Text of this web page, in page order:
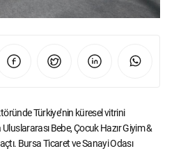
Türkiye’nin küresel vitrini
Bebe, Çocuk Hazır Giyim &
Bursa Ticaret ve Sanayi Odası